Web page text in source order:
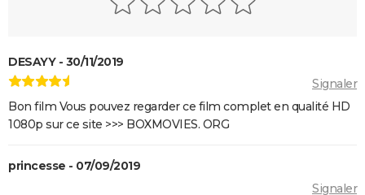
bande-annonce...
Batman v Superman : le crossover de super-héros a-
t-il une suite ?
Morbius : y a-t-il une scène post-générique à la fin du
film ?
streaming et à quel prix ?
DESAYY - 30/11/2019
Signaler
Bon film Vous pouvez regarder ce film complet en qualité HD
1080p sur ce site >>> BOXMOVIES. ORG
princesse - 07/09/2019
Signaler